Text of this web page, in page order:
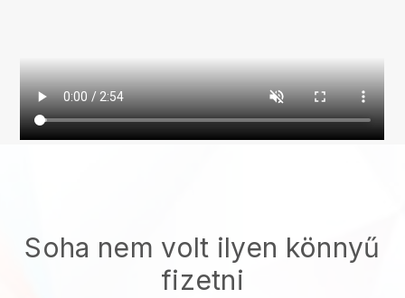
Soha nem volt ilyen könnyű
fizetni